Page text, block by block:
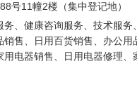
号11幢2楼（集中登记地）
务、健康咨询服务、技术服
销售、日用百货销售、办公
用电器销售、日用电器修理